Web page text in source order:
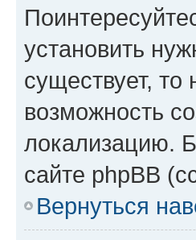
установить
существует,
возможность
локализацию.
сайте phpBB
Вернуться